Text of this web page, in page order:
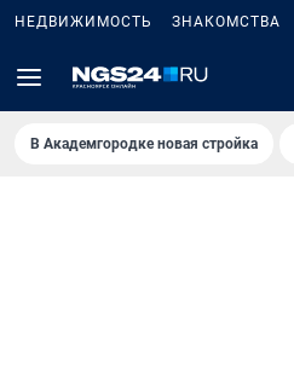
НЕДВИЖИМОСТЬ ЗНАКОМСТВА
В Академгородке новая стройка